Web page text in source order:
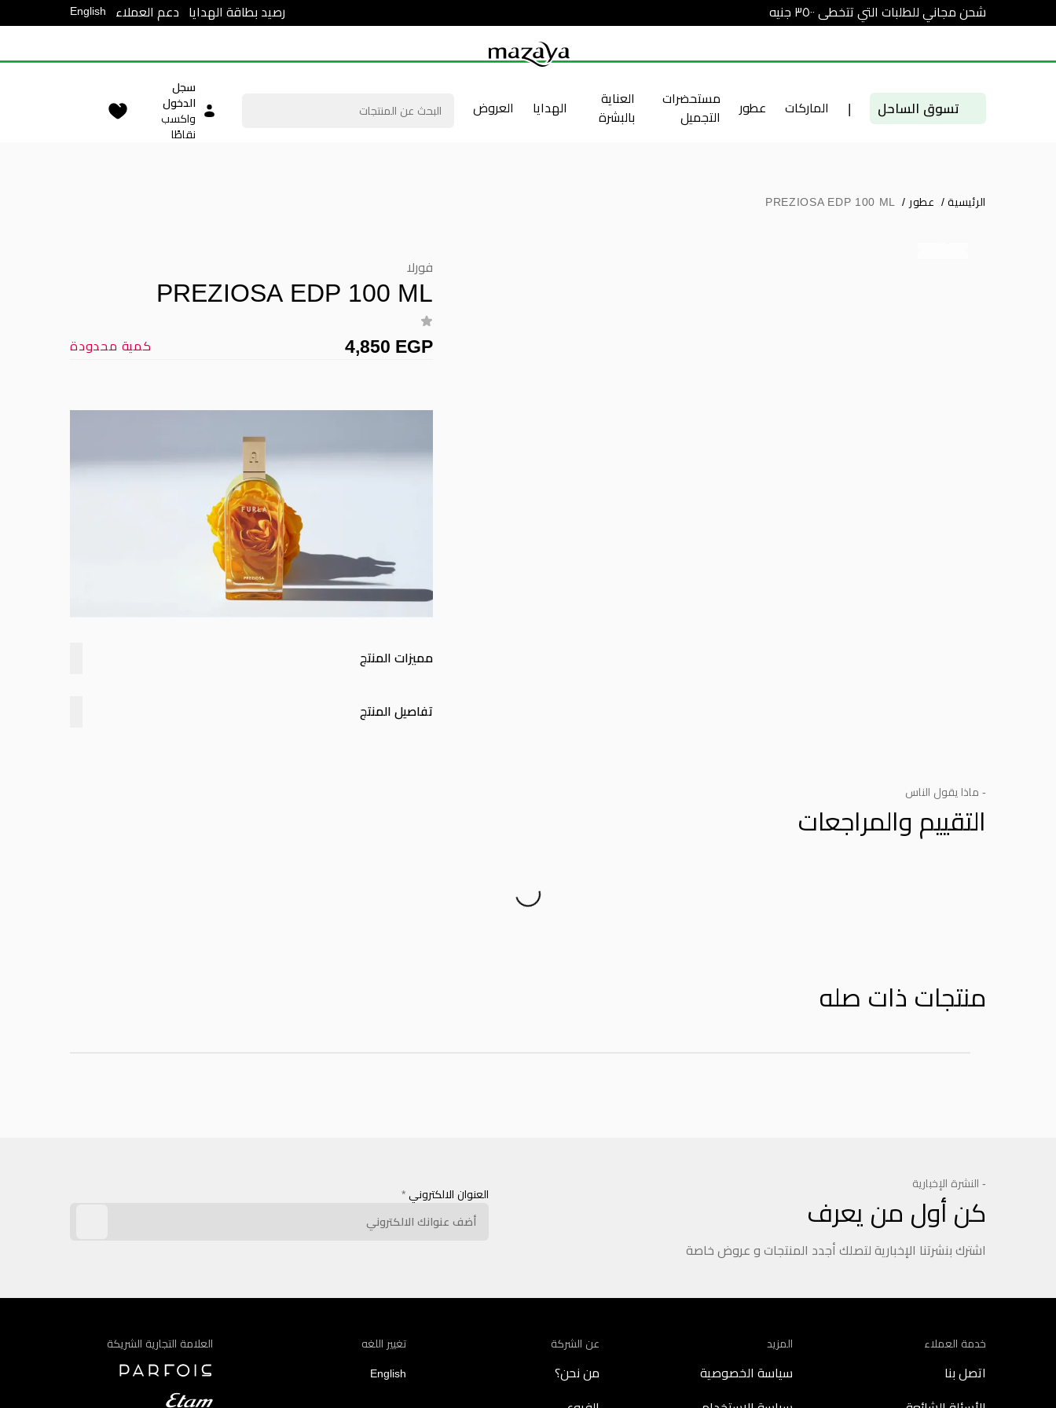
شحن مجاني للطلبات التي تتخطى ٣٥٠٠ جنيه رصيد بطاقة الهدايا دعم العملاء English
تسوق الساحل | الماركات عطور
مستحضرات
التجميل
العناية
بالبشرة
الهدايا العروض
سجل
الدخول
واكسب
نقاطًا
الرئيسية / عطور /
PREZIOSA EDP 100 ML
فورلا
PREZIOSA EDP 100 ML
4,850 EGP كمية محدودة
مميزات المنتج
تفاصيل المنتج
- ماذا يقول الناس
التقييم والمراجعات
منتجات ذات صله
- النشرة الإخبارية
كن أول من يعرف
اشترك بنشرتنا الإخبارية لتصلك أجدد المنتجات و عروض خاصة
العنوان الالكتروني *
خدمة العملاء
اتصل بنا
المزيد
سياسة الخصوصية
عن الشركة
من نحن؟
تغيير اللغه
English
العلامة التجارية الشريكة